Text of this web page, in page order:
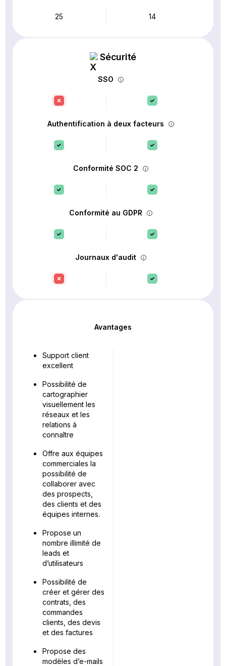
25 14
Sécurité
SSO
Authentification à deux facteurs
Conformité SOC 2
Conformité au GDPR
Journaux d'audit
Avantages
Support client
excellent
Possibilité de
cartographier
visuellement les
réseaux et les
relations à
connaître
Offre aux équipes
commerciales la
possibilité de
collaborer avec
des prospects,
des clients et des
équipes internes.
Propose un
nombre illimité de
leads et
d’utilisateurs
Possibilité de
créer et gérer des
contrats, des
commandes
clients, des devis
et des factures
Propose des
modèles d’e-mails